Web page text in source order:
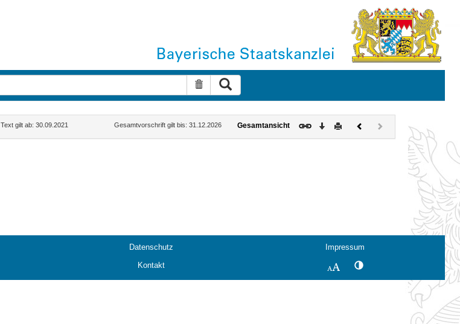
Suche zurücksetzen
Text gilt ab: 30.09.2021 Gesamtvorschrift gilt bis: 31.12.2026 Gesamtansicht Download
DruckenVorherigesNächstes
Dokument
(inaktiv)
Datenschutz
Impressum
Kontakt SchriftgrößeKontrastwechsel